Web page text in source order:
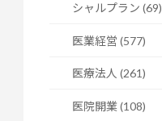
シャルプラン (69)
医業経営 (577)
医療法人 (261)
医院開業 (108)